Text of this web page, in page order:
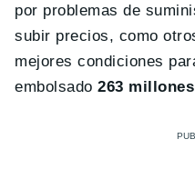
por problemas de
subir precios, como
mejores condiciones
embolsado263